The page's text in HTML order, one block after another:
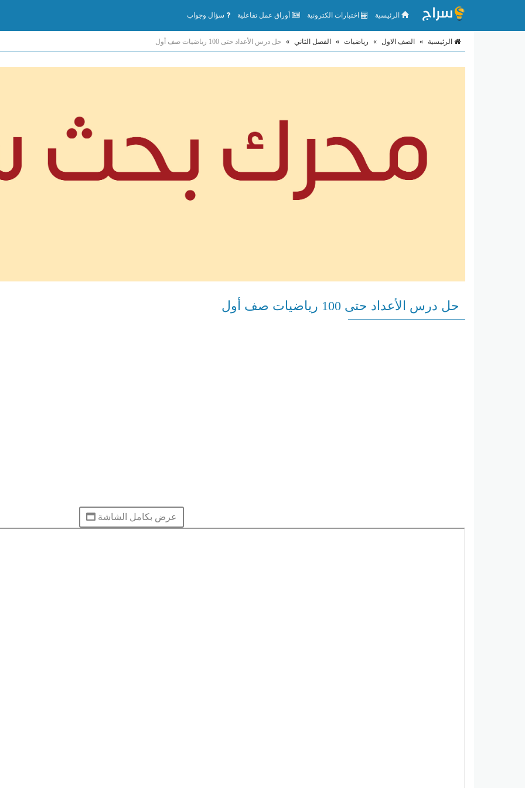
الرئيسية اختبارات الكترونية أوراق عمل تفاعلية سؤال وجواب
الرئيسية » الصف الاول » رياضيات » الفصل الثاني » حل درس الأعداد حتى 100 رياضيات صف أول
حل درس الأعداد حتى 100 رياضيات صف أول
عرض بكامل الشاشة